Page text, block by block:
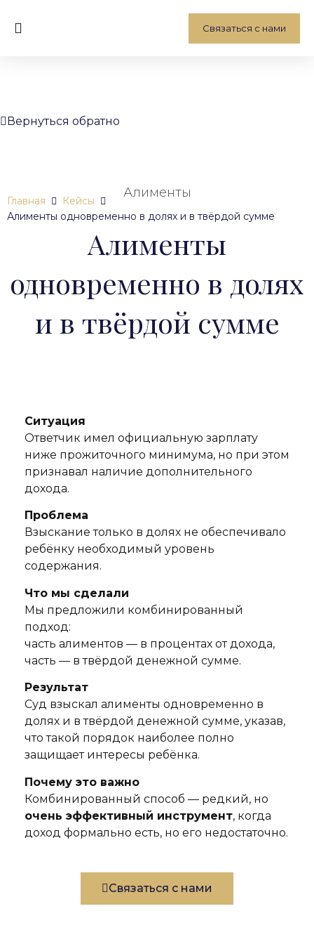
Связаться с нами
Вернуться обратно
Алименты
Главная
Кейсы
Алименты одновременно в долях и в твёрдой сумме
Алименты
одновременно в долях
и в твёрдой сумме
Ситуация
Ответчик имел официальную зарплату
ниже прожиточного минимума, но при этом
признавал наличие дополнительного
дохода.
Проблема
Взыскание только в долях не обеспечивало
ребёнку необходимый уровень
содержания.
Что мы сделали
Мы предложили комбинированный
подход:
часть алиментов — в процентах от дохода,
часть — в твёрдой денежной сумме.
Результат
Суд взыскал алименты одновременно в
долях и в твёрдой денежной сумме, указав,
что такой порядок наиболее полно
защищает интересы ребёнка.
Почему это важно
Комбинированный способ — редкий, но
очень эффективный инструмент, когда
доход формально есть, но его недостаточно.
Связаться с нами